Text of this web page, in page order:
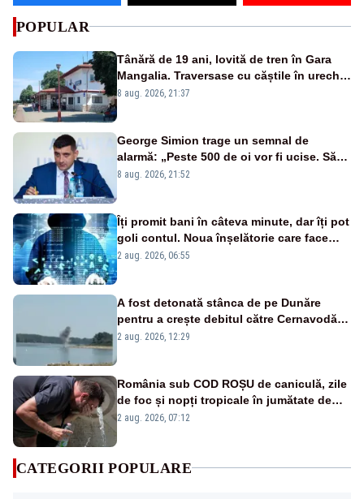
POPULAR
Tânără de 19 ani, lovită de tren în Gara
Mangalia. Traversase cu căștile în urechi
liniile printr-un loc nepermis
8 aug. 2026, 21:37
George Simion trage un semnal de
alarmă: „Peste 500 de oi vor fi ucise. Să
vedem dacă ciobanii vor fi despăgubiți”
8 aug. 2026, 21:52
Îți promit bani în câteva minute, dar îți pot
goli contul. Noua înșelătorie care face
victime pe Facebook și WhatsApp
2 aug. 2026, 06:55
A fost detonată stânca de pe Dunăre
pentru a crește debitul către Cernavodă –
VIDEO
2 aug. 2026, 12:29
România sub COD ROȘU de caniculă, zile
de foc și nopți tropicale în jumătate de
țară
2 aug. 2026, 07:12
CATEGORII POPULARE